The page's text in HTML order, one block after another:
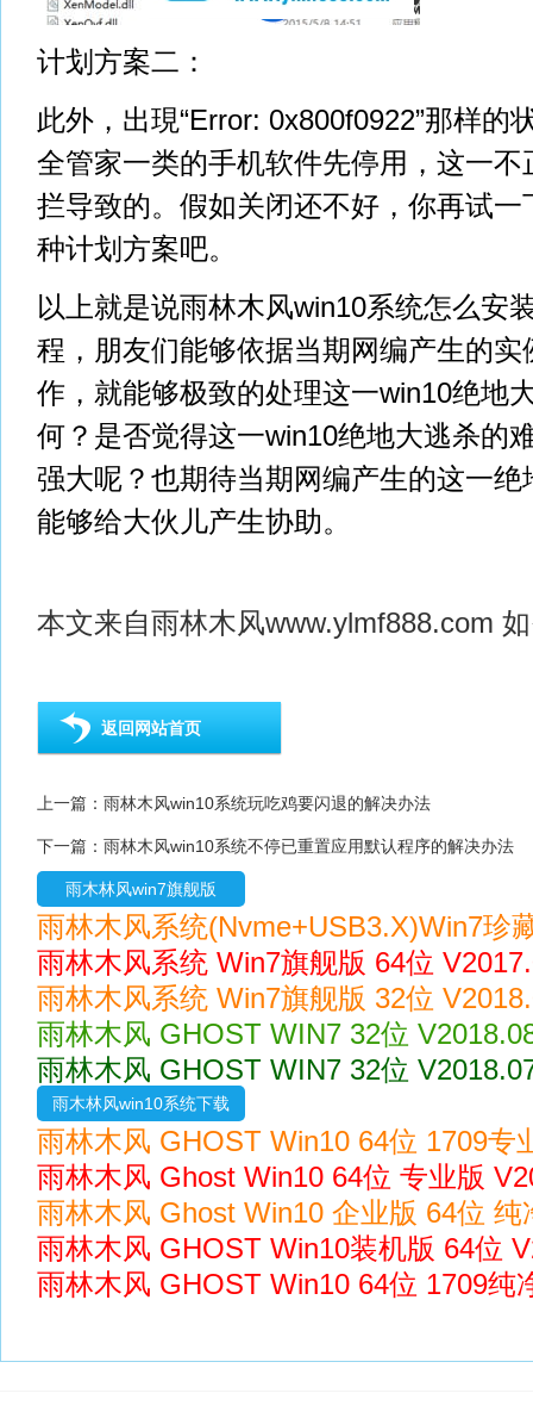
计划方案二：
此外，出現“Error: 0x800f0922”那样的
全管家一类的手机软件先停用，这一
拦导致的。假如关闭还不好，你再试
种计划方案吧。
以上就是说雨林木风win10系统怎么安
程，朋友们能够依据当期网编产生的
作，就能够极致的处理这一win10绝地
何？是否觉得这一win10绝地大逃杀的
强大呢？也期待当期网编产生的这一
能够给大伙儿产生协助。
本文来自雨林木风www.ylmf888.com
返回网站首页
上一篇： 雨林木风win10系统玩吃鸡要闪退的解决办法
下一篇： 雨林木风win10系统不停已重置应用默认程序的解决办法
雨木林风win7旗舰版
雨林木风系统(Nvme+USB3.X)Win7珍
雨林木风系统 Win7旗舰版 64位
雨林木风系统 Win7旗舰版 32位
雨林木风 GHOST WIN7 32位
雨林木风 GHOST WIN7 32位
雨木林风win10系统下载
雨林木风 GHOST Win10 64位 1709专
雨林木风 Ghost Win10 64位 专业版
雨林木风 Ghost Win10 企业版 64位 纯
雨林木风 GHOST Win10装机版 64位
雨林木风 GHOST Win10 64位 1709纯